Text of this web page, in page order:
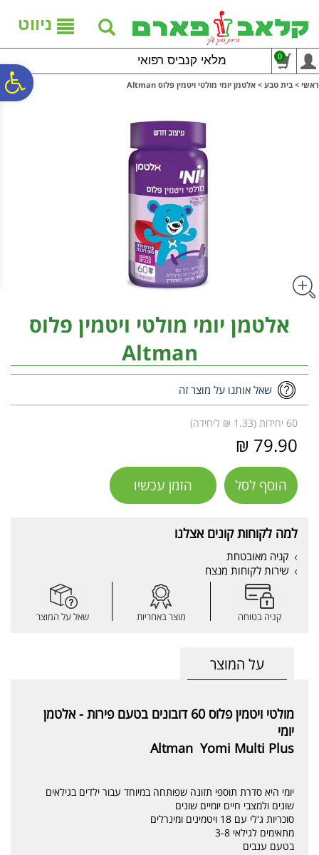
נגישות
אתר
המרכזי
ניווט
מלאי קנביס רפואי 0
ראשי > בית טבע > אלטמן יומי מולטי ויטמין פלוס Altman
אלטמן יומי מולטי ויטמין פלוס
Altman
שאל אותנו על מוצר זה
60 יחידות (1.33 ₪ ליחידה)
79.90 ₪
הוסף לסל הזמן עכשיו
למה לקוחות קונים אצלנו
קניה מאובטחת
שירות לקוחות מנצח
קניה בטוחה מוצר באחריות שאל על המוצר
על המוצר
מולטי ויטמין פלוס 60 דובונים בטעם פירות - אלטמן
יומי
Altman Yomi Multi Plus
יומי היא סדרת תוספי תזונה שפותחה במיוחד עבור ילדים בגילאים
שונים ולמצבי חיים יומיים שונים
סוכריות ג'לי עם 18 ויטמינים ומינרלים
מתאימים לגילאי 3-8
בטעם ענבים